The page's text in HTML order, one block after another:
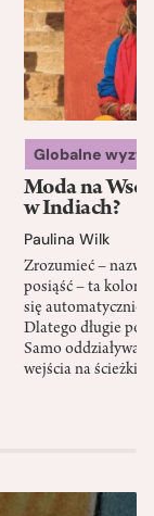
Globalne
Moda na
w Indiach?
Paulina Wilk
Zrozumieć –
posiąść – ta
się automatycznie,
Dlatego długie
Samo
wejścia na ścieżki